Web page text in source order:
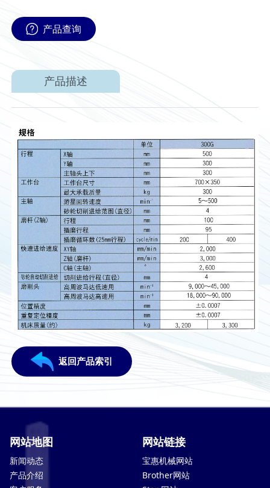
产品查询
产品描述
返回产品索引
网站地图
新闻动态
产品介绍
网站链接
宝惠机械网站
Brother网站